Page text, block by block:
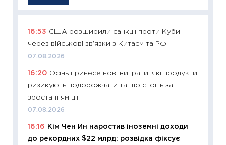
16:53 США розширили санкції проти Куби
через військові зв’язки з Китаєм та РФ
07.08.2026
16:20 Осінь принесе нові витрати: які продукти
ризикують подорожчати та що стоїть за
зростанням цін
07.08.2026
16:16
Кім Чен Ин наростив іноземні доходи
до рекордних $22 млрд: розвідка фіксує